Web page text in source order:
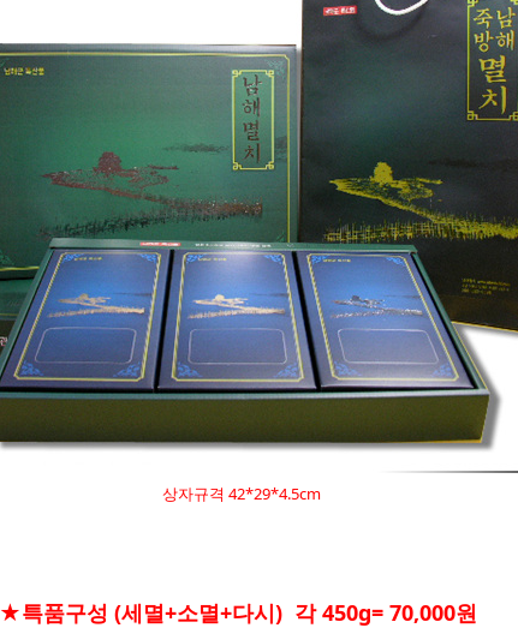
상자규격 42*29*4.5cm
★특품구성 (세멸+소멸+다시) 각 450g= 70,000원